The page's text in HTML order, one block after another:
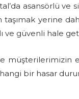
asansörlü ve
taşımak yerine
ve güvenli hale
müşterilerimizin
bir hasar